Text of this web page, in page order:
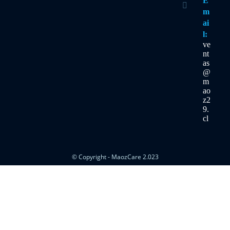
en
tu
m
ai
l:
ve
nt
as
@
m
ao
z2
9.
clSe
© Copyright - MaozCare 2.023